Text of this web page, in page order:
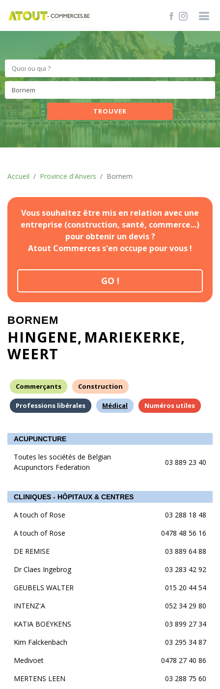
TROUVER
Accueil Province d'Anvers Bornem
Vous souhaitez être mis en relation avec une
entreprise (construction, santé, commerce...)
pour obtenir un devis ?
Atout Commerces s'en occupe pour vous !
GO !
BORNEM
HINGENE MARIEKERKE
WEERT
Commerçants Construction
Professions libérales Médical Numéros utiles
ACUPUNCTURE
Toutes les sociétés de Belgian
Acupunctors Federation
03 889 23 40
CLINIQUES - HÔPITAUX & CENTRES
A touch of Rose
03 288 18 48
A touch of Rose
0478 48 56 16
DE REMISE
03 889 64 88
Dr Claes Ingebrog
03 283 42 92
GEUBELS WALTER
015 20 44 54
INTENZ'A
052 34 29 80
KATIA BOEYKENS
03 899 27 34
Kim Falckenbach
03 295 34 87
Medivoet
0478 27 40 86
MERTENS LEEN
03 288 75 60